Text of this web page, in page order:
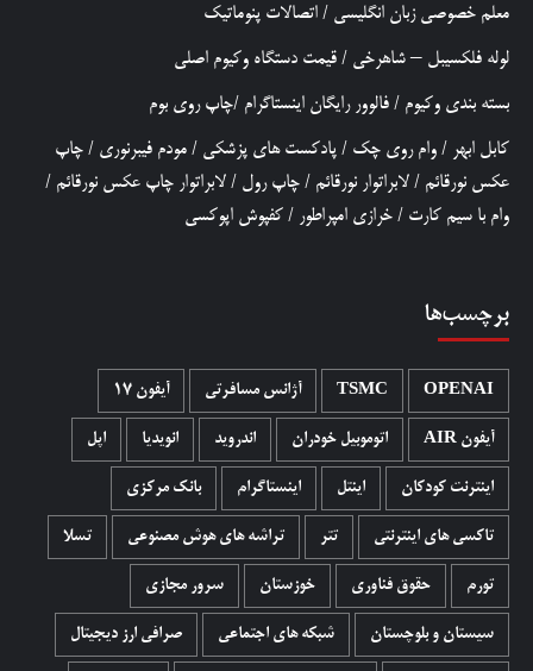
معلم خصوصی زبان انگلیسی / اتصالات پنوماتیک
لوله فلکسیبل – شاهرخی / قیمت دستگاه وکیوم اصلی
بسته بندی وکیوم / فالوور رایگان اینستاگرام /چاپ روی بوم
کابل ابهر / وام روی چک / پادکست های پزشکی / مودم فیبرنوری / چاپ
عکس نورقائم / لابراتوار نورقائم / چاپ رول / لابراتوار چاپ عکس نورقائم /
وام با سیم کارت / خرازی امپراطور / کفپوش اپوکسی
برچسب‌ها
OPENAI
TSMC آژانس مسافرتی آیفون 17
آیفون AIR اتوموبیل خودران اندروید انویدیا اپل
اینترنت کودکان اینتل اینستاگرام بانک مرکزی
تاکسی های اینترنتی تتر تراشه های هوش مصنوعی تسلا
تورم حقوق فناوری خوزستان سرور مجازی
سیستان و بلوچستان شبکه های اجتماعی صرافی ارز دیجیتال